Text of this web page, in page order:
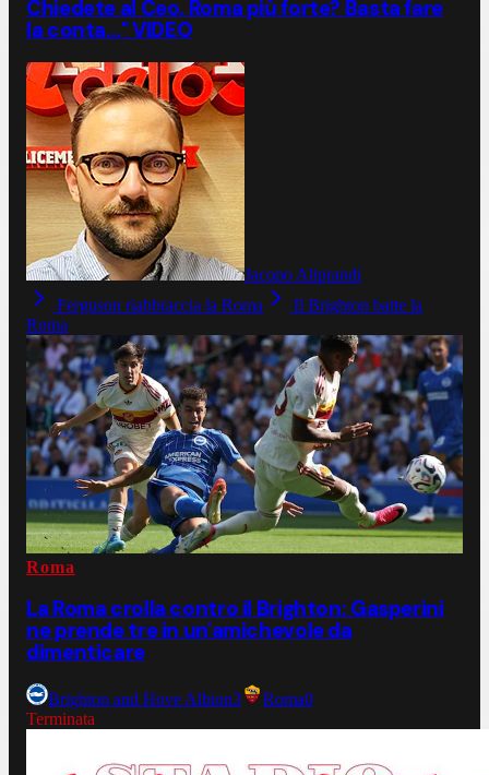
Chiedete al Ceo. Roma più forte? Basta fare
la conta..." VIDEO
Jacopo Aliprandi
Ferguson riabbraccia la Roma
Il Brighton batte la
Roma
Roma
La Roma crolla contro il Brighton: Gasperini
ne prende tre in un'amichevole da
dimenticare
Brighton and Hove Albion3 Roma0
Terminata